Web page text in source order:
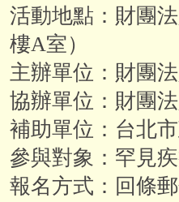
活動地點：財團
樓A室）
主辦單位：財團
協辦單位：財團
補助單位：台北
參與對象：罕見
報名方式：回條